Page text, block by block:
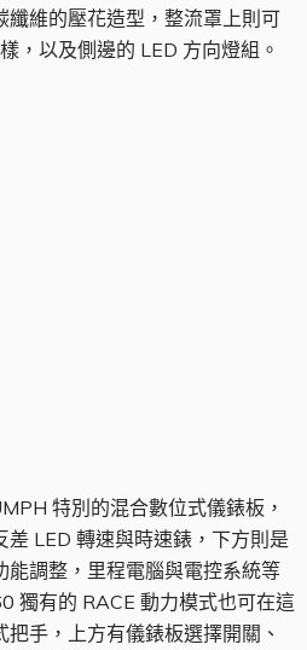
纖維的壓花造型，整流罩上則可
，以及側邊的 LED 方向燈組。
特別的混合數位式儀錶板，
差 LED 轉速與時速錶，下方則是
能調整，里程電腦與電控系統等
獨有的 RACE 動力模式也可在這
手，上方有儀錶板選擇開關、